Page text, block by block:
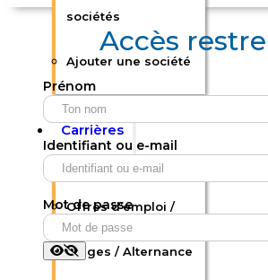
Rechercher
Votre panier est vide.
Boutique
sociétés
Ajouter une société
Carrières
Offres d’emploi /
Stages / Alternance
Accès
Prénom
Identifiant ou e-mail
Mot de passe